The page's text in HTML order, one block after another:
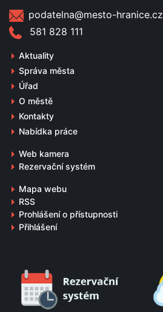
podatelna@mesto-hranice.cz
581 828 111
Aktuality
Správa města
Úřad
O městě
Kontakty
Nabídka práce
Web kamera
Rezervační systém
Mapa webu
RSS
Prohlášení o přístupnosti
Přihlášení